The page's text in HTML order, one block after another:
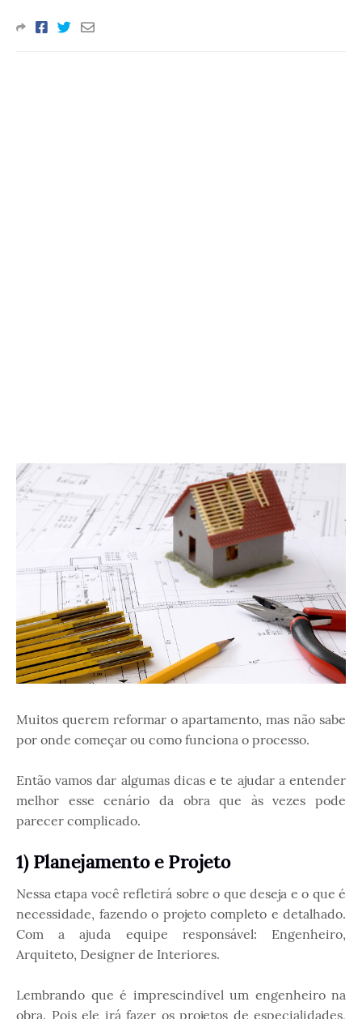
Muitos querem reformar o apartamento, mas não sabe
por onde começar ou como funciona o processo.
Então vamos dar algumas dicas e te ajudar a entender
melhor esse cenário da obra que às vezes pode
parecer complicado.
1) Planejamento e Projeto
Nessa etapa você refletirá sobre o que deseja e o que é
necessidade, fazendo o projeto completo e detalhado.
Com a ajuda equipe responsável: Engenheiro,
Arquiteto, Designer de Interiores.
Lembrando que é imprescindível um engenheiro na
obra. Pois ele irá fazer os projetos de especialidades,